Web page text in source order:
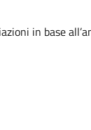
in base